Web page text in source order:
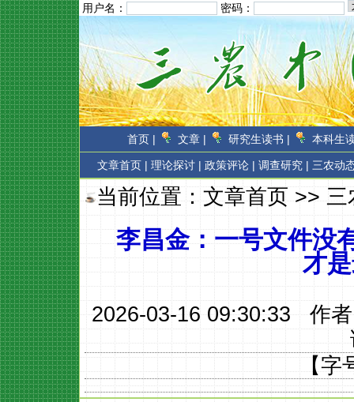
用户名： 密码：
首页 | 文章 | 研究生读书 | 本科生
文章首页 | 理论探讨 | 政策评论 | 调查研究 | 三农动
当前位置：文章首页>>三
李昌金：一号文件没
才
2026-03-16 09:30:33 作
【字